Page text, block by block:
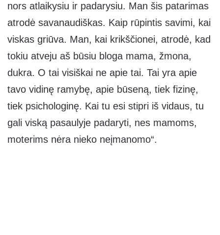
nors atlaikysiu ir padarysiu. Man šis patarimas
atrodė savanaudiškas. Kaip rūpintis savimi, kai
viskas griūva. Man, kai krikščionei, atrodė, kad
tokiu atveju aš būsiu bloga mama, žmona,
dukra. O tai visiškai ne apie tai. Tai yra apie
tavo vidinę ramybę, apie būseną, tiek fizinę,
tiek psichologinę. Kai tu esi stipri iš vidaus, tu
gali viską pasaulyje padaryti, nes mamoms,
moterims nėra nieko neįmanomo“.